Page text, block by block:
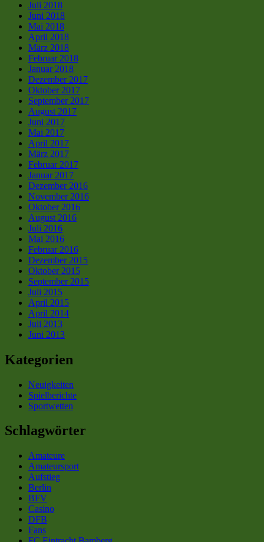
Juli 2018
Juni 2018
Mai 2018
April 2018
März 2018
Februar 2018
Januar 2018
Dezember 2017
Oktober 2017
September 2017
August 2017
Juni 2017
Mai 2017
April 2017
März 2017
Februar 2017
Januar 2017
Dezember 2016
November 2016
Oktober 2016
August 2016
Juli 2016
Mai 2016
Februar 2016
Dezember 2015
Oktober 2015
September 2015
Juli 2015
April 2015
April 2014
Juli 2013
Juni 2013
Kategorien
Neuigkeiten
Spielberichte
Sportwetten
Schlagwörter
Amateure
Amateursport
Aufstieg
Berlin
BFV
Casino
DFB
Fans